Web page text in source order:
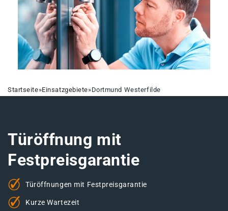
Startseite»Einsatzgebiete»Dortmund Westerfilde
Türöffnung mit
Festpreisgarantie
Türöffnungen mit Festpreisgarantie
Kurze Wartezeit